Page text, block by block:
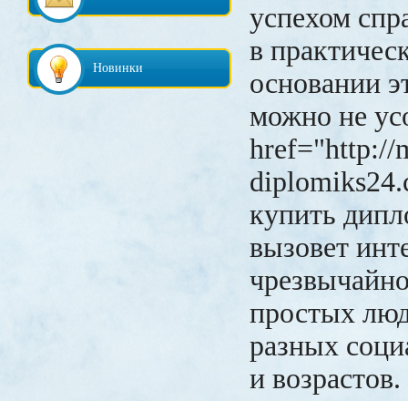
Новинки
успехом
в
основании
можно не
href="http://
купить
вызовет
простых
разных
и